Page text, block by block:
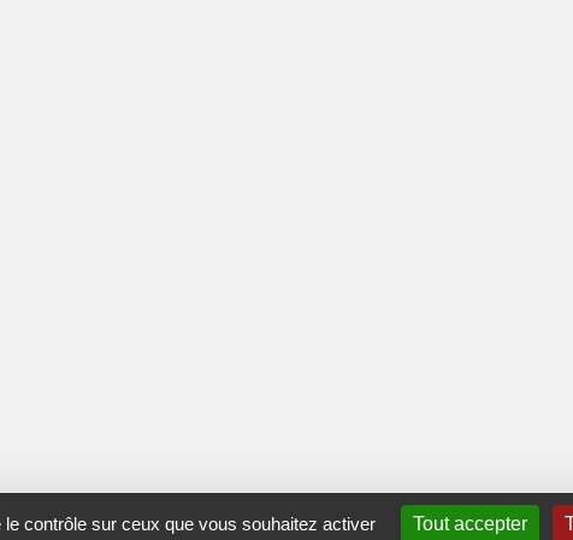
contrôle sur ceux que vous souhaitez activer Tout accepter